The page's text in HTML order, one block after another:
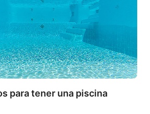
para tener una piscina